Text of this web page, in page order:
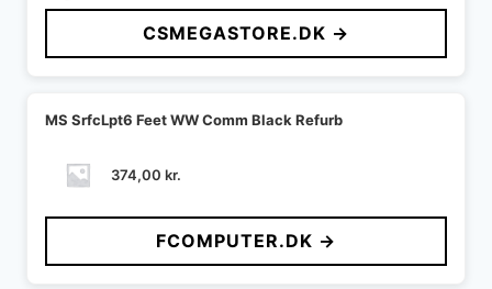
CSMEGASTORE.DK →
MS SrfcLpt6 Feet WW Comm Black Refurb
374,00 kr.
FCOMPUTER.DK →